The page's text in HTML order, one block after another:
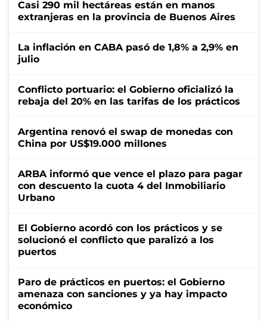
Casi 290 mil hectáreas están en manos
extranjeras en la provincia de Buenos Aires
La inflación en CABA pasó de 1,8% a 2,9% en
julio
Conflicto portuario: el Gobierno oficializó la
rebaja del 20% en las tarifas de los prácticos
Argentina renovó el swap de monedas con
China por US$19.000 millones
ARBA informó que vence el plazo para pagar
con descuento la cuota 4 del Inmobiliario
Urbano
El Gobierno acordó con los prácticos y se
solucionó el conflicto que paralizó a los
puertos
Paro de prácticos en puertos: el Gobierno
amenaza con sanciones y ya hay impacto
económico